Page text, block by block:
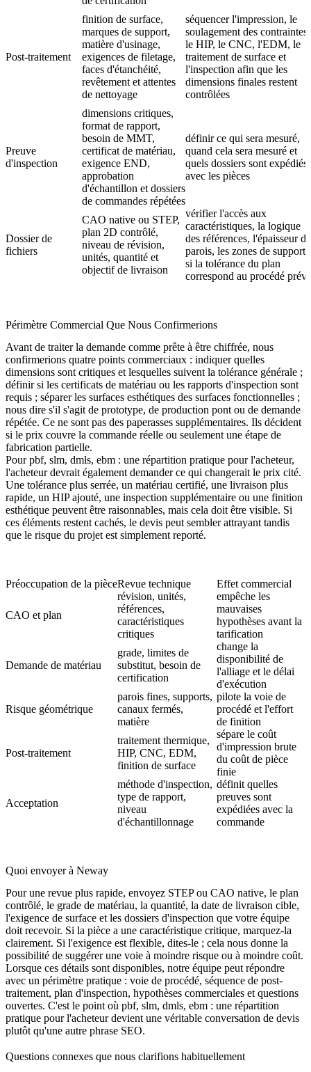
Post-traitement
finition de surface,
marques de support,
matière d'usinage,
exigences de filetage,
faces d'étanchéité,
revêtement et attentes
de nettoyage
séquencer l'impression, le
soulagement des contraintes,
le HIP, le CNC, l'EDM, le
traitement de surface et
l'inspection afin que les
dimensions finales restent
contrôlées
Preuve
d'inspection
dimensions critiques,
format de rapport,
besoin de MMT,
certificat de matériau,
exigence END,
approbation
d'échantillon et dossiers
de commandes répétées
définir ce qui sera mesuré,
quand cela sera mesuré et
quels dossiers sont expédiés
avec les pièces
Dossier de
fichiers
CAO native ou STEP,
plan 2D contrôlé,
niveau de révision,
unités, quantité et
objectif de livraison
vérifier l'accès aux
caractéristiques, la logique
des références, l'épaisseur
parois, les zones de support
si la tolérance du plan
correspond au procédé
Périmètre Commercial Que Nous Confirmerions
Avant de traiter la demande comme prête à être chiffrée, nous
confirmerions quatre points commerciaux : indiquer quelles
dimensions sont critiques et lesquelles suivent la tolérance générale ;
définir si les certificats de matériau ou les rapports d'inspection sont
requis ; séparer les surfaces esthétiques des surfaces fonctionnelles ;
nous dire s'il s'agit de prototype, de production pont ou de demande
répétée. Ce ne sont pas des paperasses supplémentaires. Ils décident
si le prix couvre la commande réelle ou seulement une étape de
fabrication partielle.
Pour pbf, slm, dmls, ebm : une répartition pratique pour l'acheteur,
l'acheteur devrait également demander ce qui changerait le prix cité.
Une tolérance plus serrée, un matériau certifié, une livraison plus
rapide, un HIP ajouté, une inspection supplémentaire ou une finition
esthétique peuvent être raisonnables, mais cela doit être visible. Si
ces éléments restent cachés, le devis peut sembler attrayant tandis
que le risque du projet est simplement reporté.
Préoccupation de la pièceRevue technique Effet commercial
CAO et plan
révision, unités,
références,
caractéristiques
critiques
empêche les
mauvaises
hypothèses avant la
tarification
Demande de matériau
grade, limites de
substitut, besoin de
certification
change la
disponibilité de
l'alliage et le délai
d'exécution
Risque géométrique
parois fines, supports,
canaux fermés,
matière
pilote la voie de
procédé et l'effort
de finition
Post-traitement
traitement thermique,
HIP, CNC, EDM,
finition de surface
sépare le coût
d'impression brute
du coût de pièce
finie
Acceptation
méthode d'inspection,
type de rapport,
niveau
d'échantillonnage
définit quelles
preuves sont
expédiées avec la
commande
Quoi envoyer à Neway
Pour une revue plus rapide, envoyez STEP ou CAO native, le plan
contrôlé, le grade de matériau, la quantité, la date de livraison cible,
l'exigence de surface et les dossiers d'inspection que votre équipe
doit recevoir. Si la pièce a une caractéristique critique, marquez-la
clairement. Si l'exigence est flexible, dites-le ; cela nous donne la
possibilité de suggérer une voie à moindre risque ou à moindre coût.
Lorsque ces détails sont disponibles, notre équipe peut répondre
avec un périmètre pratique : voie de procédé, séquence de post-
traitement, plan d'inspection, hypothèses commerciales et questions
ouvertes. C'est le point où pbf, slm, dmls, ebm : une répartition
pratique pour l'acheteur devient une véritable conversation de devis
plutôt qu'une autre phrase SEO.
Questions connexes que nous clarifions habituellement